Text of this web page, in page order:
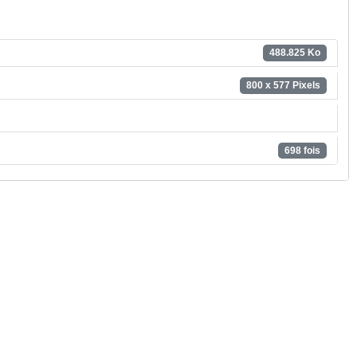
488.825 Ko
800 x 577 Pixels
698 fois